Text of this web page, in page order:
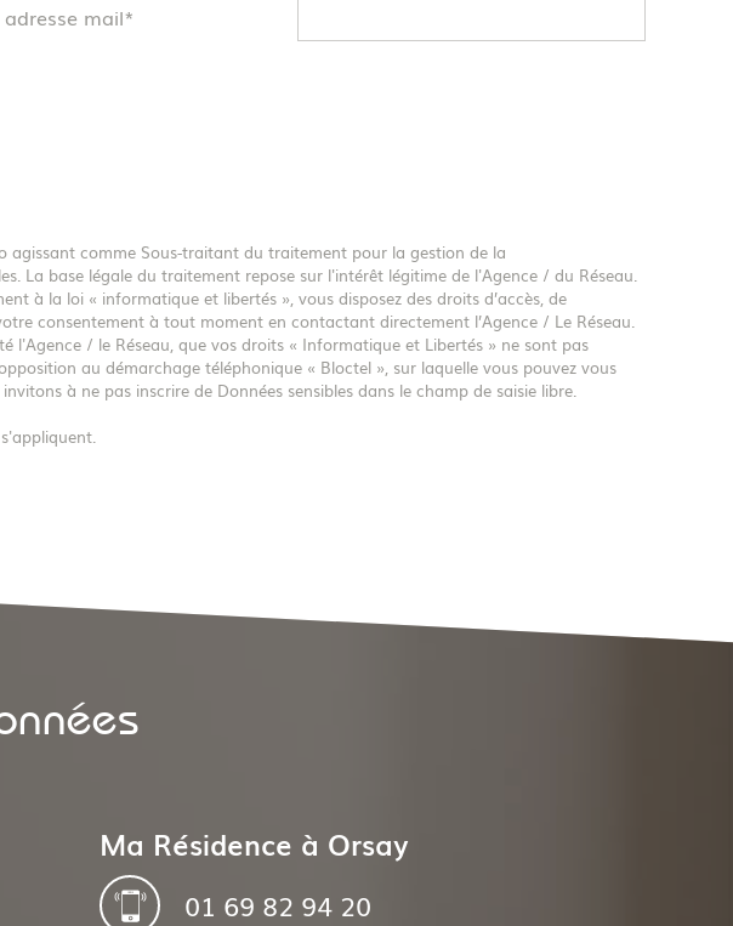
mail*
agissant comme Sous-traitant du traitement pour la gestion de la
La base légale du traitement repose sur l'intérêt légitime de l'Agence / du Réseau.
à la loi « informatique et libertés », vous disposez des droits d’accès, de
consentement à tout moment en contactant directement l’Agence / Le Réseau.
l'Agence / le Réseau, que vos droits « Informatique et Libertés » ne sont pas
au démarchage téléphonique « Bloctel », sur laquelle vous pouvez vous
à ne pas inscrire de Données sensibles dans le champ de saisie libre.
Ma Résidence à Orsay
01 69 82 94 20